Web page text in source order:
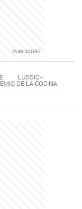
LUSSICH
DE LA COCINA